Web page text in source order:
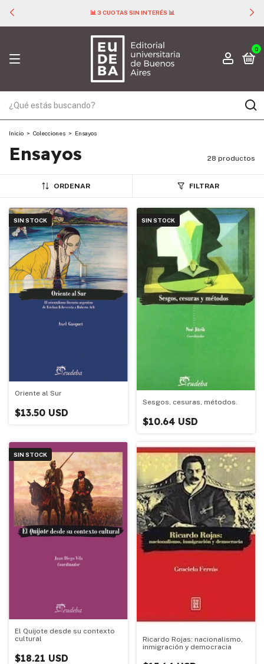
📊 3 CUOTAS SIN INTERÉS 📊
0
Inicio > Colecciones > Ensayos
Ensayos 28 productos
ORDENAR FILTRAR
SIN STOCK
Oriente al Sur
$13.50 USD
SIN STOCK
Sesgos, cesuras, métodos.
$10.64 USD
SIN STOCK
El Quijote desde su contexto
cultural
$18.21 USD
Ricardo Rojas: nacionalismo,
inmigración y democracia